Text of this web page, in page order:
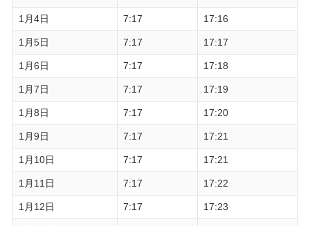
1月4日 7:17 17:16
1月5日 7:17 17:17
1月6日 7:17 17:18
1月7日 7:17 17:19
1月8日 7:17 17:20
1月9日 7:17 17:21
1月10日 7:17 17:21
1月11日 7:17 17:22
1月12日 7:17 17:23